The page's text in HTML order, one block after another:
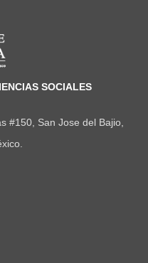
SOCIALES
#150, San Jose del Bajio,